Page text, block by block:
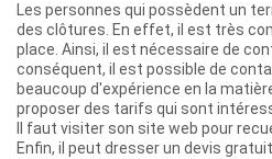
Les personnes qui possèdent un
des clôtures. En effet, il est très
place. Ainsi, il est nécessaire de
conséquent, il est possible de
beaucoup d'expérience en la
proposer des tarifs qui sont
Il faut visiter son site web pour
Enfin, il peut dresser un devis